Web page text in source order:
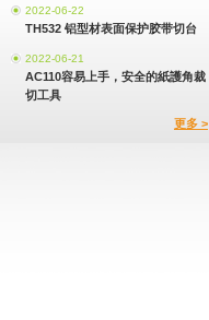
2022-06-22
TH532 铝型材表面保护胶带切台
2022-06-21
AC110容易上手，安全的紙護角裁
切工具
更多 >